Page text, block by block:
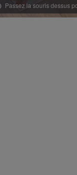
Passez la souris dessus